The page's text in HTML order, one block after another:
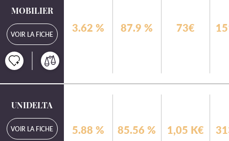
MOBILIER
VOIR LA FICHE
3.62 % 87.9 % 73€
UNIDELTA
VOIR LA FICHE 5.88 % 85.56 % 1,05 K€